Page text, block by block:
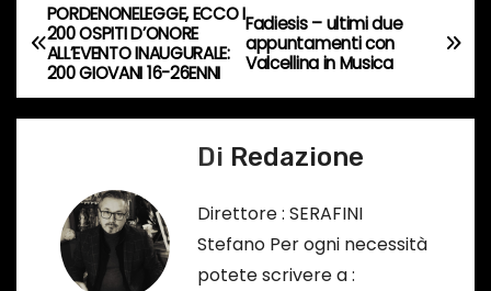
r
s
o
…
N
a
v
Fadiesis – ultimi due
appuntamenti con
Valcellina in Musica
PORDENONELEGGE, ECCO I
200 OSPITI D’ONORE
ALL’EVENTO INAUGURALE:
200 GIOVANI 16-26ENNI
Di Redazione
Direttore : SERAFINI
Stefano Per ogni necessità
potete scrivere a :